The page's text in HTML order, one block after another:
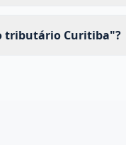
tributário Curitiba"?